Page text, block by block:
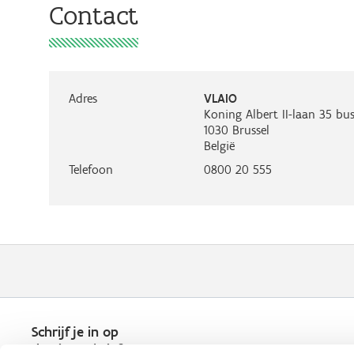
Contact
Adres
VLAIO
Koning Albert II-laan 35
1030 Brussel
België
Telefoon
0800 20 555
Schrijf je in op
de nieuwsbrief